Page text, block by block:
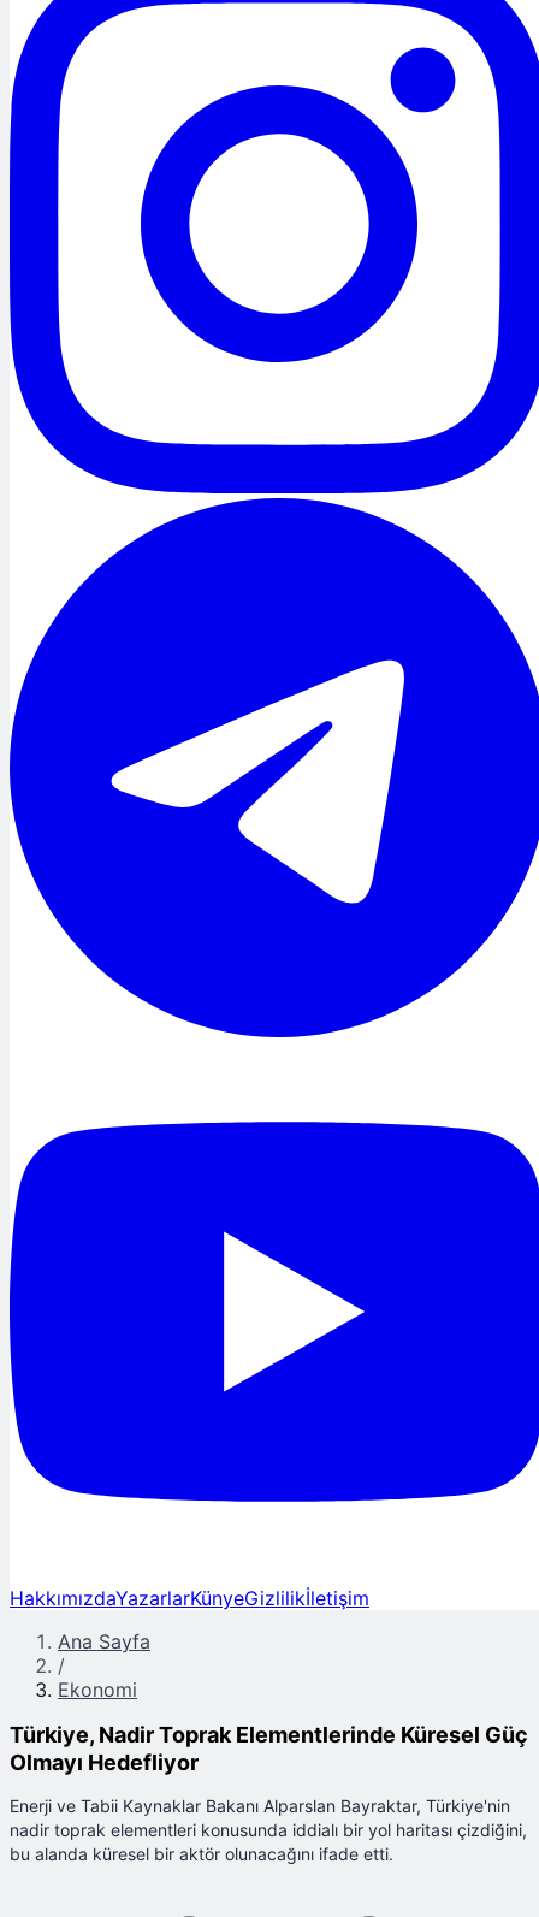
HakkımızdaYazarlarKünyeGizlilikİletişim
Ana Sayfa
/
Ekonomi
Türkiye, Nadir Toprak Elementlerinde Küresel Güç
Olmayı Hedefliyor
Enerji ve Tabii Kaynaklar Bakanı Alparslan Bayraktar, Türkiye'nin
nadir toprak elementleri konusunda iddialı bir yol haritası çizdiğini,
bu alanda küresel bir aktör olunacağını ifade etti.